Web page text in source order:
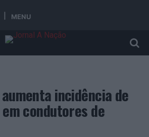
MENU
incidência de
condutores de